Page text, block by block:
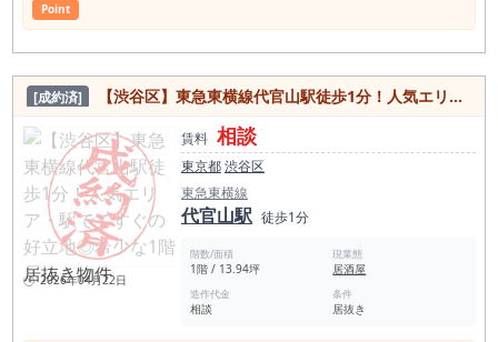
Point
[成約済] 【渋谷区】東急東横線代官山駅徒歩1分！人気エリア・駅でてすぐの好立地◎希少な1階居抜き物件
2026年04月22日
賃料 相談
東京都渋谷区
東急東横線
代官山駅 徒歩1分
階数/面積
1階 / 13.94坪
現業態
居酒屋
造作代金
相談
条件
居抜き